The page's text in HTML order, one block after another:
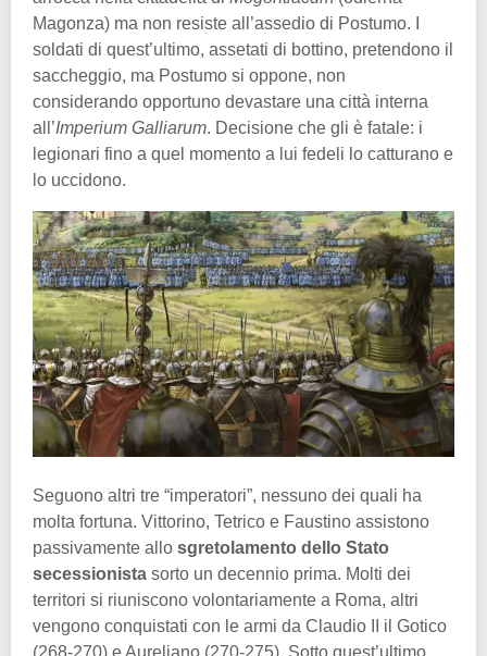
Magonza) ma non resiste all’assedio di Postumo. I
soldati di quest’ultimo, assetati di bottino, pretendono il
saccheggio, ma Postumo si oppone, non
considerando opportuno devastare una città interna
all’Imperium Galliarum. Decisione che gli è fatale: i
legionari fino a quel momento a lui fedeli lo catturano e
lo uccidono.
Seguono altri tre “imperatori”, nessuno dei quali ha
molta fortuna. Vittorino, Tetrico e Faustino assistono
passivamente allo sgretolamento dello Stato
secessionista sorto un decennio prima. Molti dei
territori si riuniscono volontariamente a Roma, altri
vengono conquistati con le armi da Claudio II il Gotico
(268-270) e Aureliano (270-275). Sotto quest’ultimo